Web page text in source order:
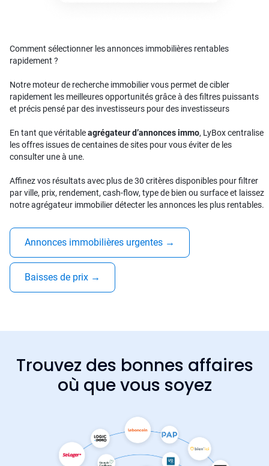
Comment sélectionner les annonces immobilières rentables
rapidement ?
Notre moteur de recherche immobilier vous permet de cibler
rapidement les meilleures opportunités grâce à des filtres puissants
et précis pensé par des investisseurs pour des investisseurs
En tant que véritableagrégateur d’annonces immo, LyBox centralise
les offres issues de centaines de sites pour vous éviter de les
consulter une à une.
Affinez vos résultats avec plus de 30 critères disponibles pour filtrer
par ville, prix, rendement, cash-flow, type de bien ou surface et laissez
notre agrégateur immobilier détecter les annonces les plus rentables.
Annonces immobilières urgentes →
Baisses de prix →
Trouvez des bonnes affaires
où que vous soyez